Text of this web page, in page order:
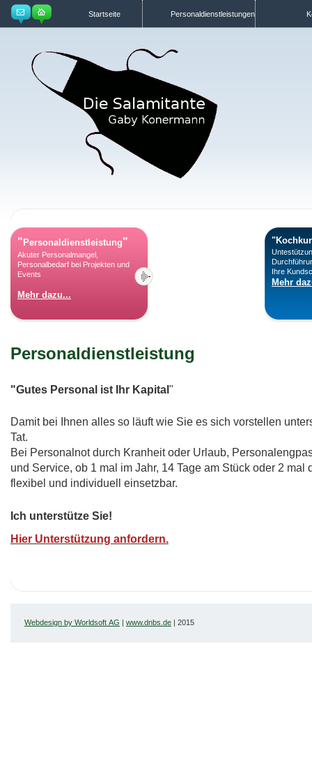
Startseite Personaldienstleistungen
" Personaldienstleistung"
Akuter Personalmangel,
Personalbedarf bei Projekten und
Events
Mehr dazu...
Ihre
Mehr
Personaldienstleistung
"Gutes Personal ist Ihr Kapital "
Damit bei Ihnen alles so läuft wie Sie es sich vorstellen
Tat.
Bei Personalnot durch Kranheit oder Urlaub,
und Service, ob 1 mal im Jahr, 14 Tage am Stück oder 2 mal
flexibel und individuell einsetzbar.
Ich unterstütze Sie!
Hier Unterstützung anfordern.
Webdesign by Worldsoft AG | www.dnbs.de | 2015